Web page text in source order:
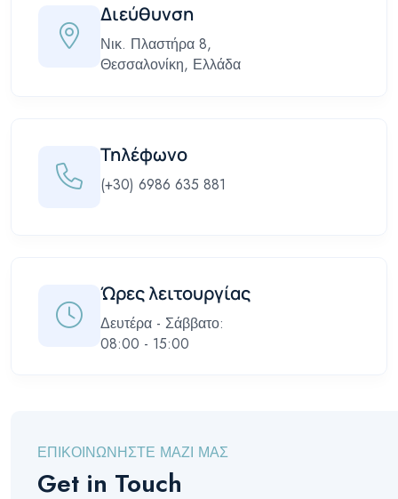
Διεύθυνση
Νικ. Πλαστήρα 8,
Θεσσαλονίκη, Ελλάδα
Τηλέφωνο
(+30) 6986 635 881
Ώρες λειτουργίας
Δευτέρα - Σάββατο:
08:00 - 15:00
ΕΠΙΚΟΙΝΩΝΗΣΤΕ ΜΑΖΙ ΜΑΣ
Get in Touch